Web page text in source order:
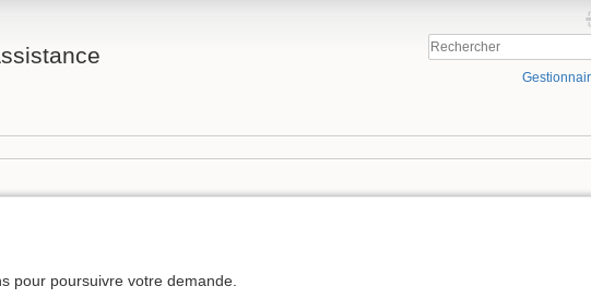
pour poursuivre votre demande.